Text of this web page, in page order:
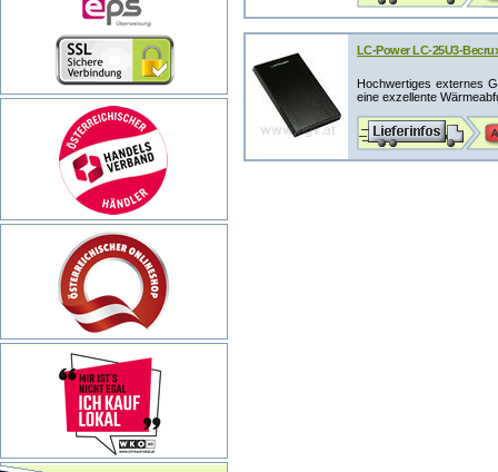
LC-Power LC-25U3-
Hochwertiges externes
eine exzellente